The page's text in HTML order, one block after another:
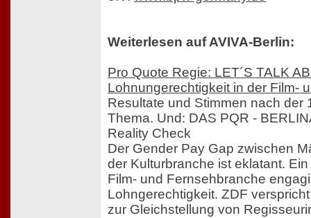
Weiterlesen auf AVIVA-Berlin:
Pro Quote Regie: LET´S TALK
Lohnungerechtigkeit in der Film-
Resultate und Stimmen nach der
Thema. Und: DAS PQR -
Reality Check
Der Gender Pay Gap zwischen
der Kulturbranche ist eklatant.
Film- und Fernsehbranche
Lohngerechtigkeit. ZDF
zur Gleichstellung von